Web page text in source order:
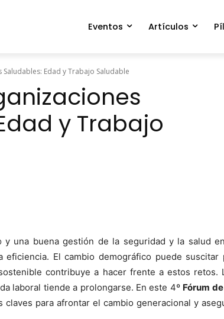
Eventos Artículos
Saludables: Edad y Trabajo Saludable
y Trabajo
y una bue­na gestión de la seguri­dad y la salud
El cam­bio demográ­fi­co puede sus­ci­tar
con­tribuye a hac­er frente a estos retos.
lab­o­ral tiende a pro­lon­garse. En este 4º Fórum
claves para afrontar el cam­bio gen­era­cional y